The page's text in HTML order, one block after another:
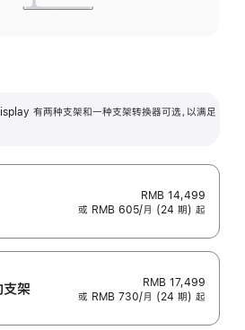
有两种支架和一种支架转换器可选，以满足
RMB 14,499
或 RMB 605/月 (24 期) 起
支‍架
RMB 17,499
或 RMB 730/月 (24 期) 起